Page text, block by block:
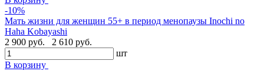
-10%
Мать жизни для женщин 55+ в период менопаузы Inochi no
Haha Kobayashi
2 900 руб.
2 610 руб.
шт
В корзину